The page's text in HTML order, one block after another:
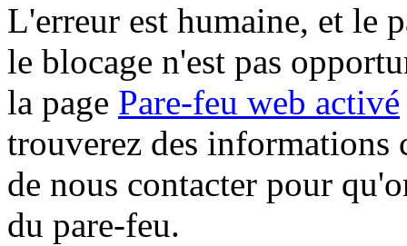
L'erreur est humaine, et le
le blocage n'est pas
la page Pare-feu web activé
trouverez des informations
de nous contacter pour
du pare-feu.